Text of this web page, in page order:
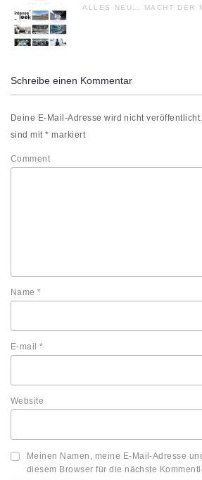
ALLES NEU… MACHT DER
Schreibe einen Kommentar
Deine E-Mail-Adresse wird nicht veröffentlicht.
sind mit* markiert
Comment
Name*
E-mail*
Website
Meinen Namen, meine E-Mail-Adresse
diesem Browser für die nächste